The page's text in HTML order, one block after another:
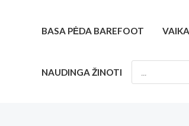
BASA PĖDA BAREFOOT
NAUDINGA ŽINOTI
PRODUCTS
SEARCH